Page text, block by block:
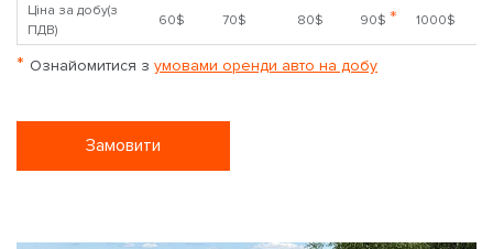
Ціна за добу(з
ПДВ)
60$ 70$ 80$ 90$ * 1000$
* Ознайомитися з умовами оренди авто на добу
Замовити